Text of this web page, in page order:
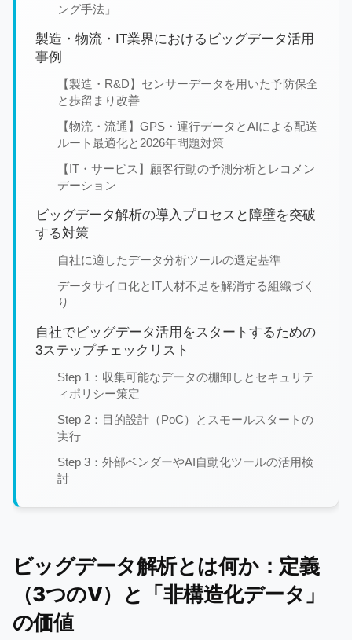
ング手法」
製造・物流・IT業界におけるビッグデータ活用
事例
【製造・R&D】センサーデータを用いた予防保全
と歩留まり改善
【物流・流通】GPS・運行データとAIによる配送
ルート最適化と2026年問題対策
【IT・サービス】顧客行動の予測分析とレコメン
デーション
ビッグデータ解析の導入プロセスと障壁を突破
する対策
自社に適したデータ分析ツールの選定基準
データサイロ化とIT人材不足を解消する組織づく
り
自社でビッグデータ活用をスタートするための
3ステップチェックリスト
Step 1：収集可能なデータの棚卸しとセキュリテ
ィポリシー策定
Step 2：目的設計（PoC）とスモールスタートの
実行
Step 3：外部ベンダーやAI自動化ツールの活用検
討
ビッグデータ解析とは何か：定義
（3つのV）と「非構造化データ」
の価値